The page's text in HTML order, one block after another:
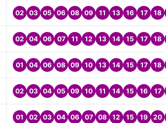
02 03 05 06 08 09 11 13 16 17 18
02 04 06 07 11 12 13 14 15 17 18
01 04 06 08 09 10 13 14 15 17 18
02 03 04 05 09 10 11 14 15 16 17
01 02 03 04 06 07 08 12 15 19 20